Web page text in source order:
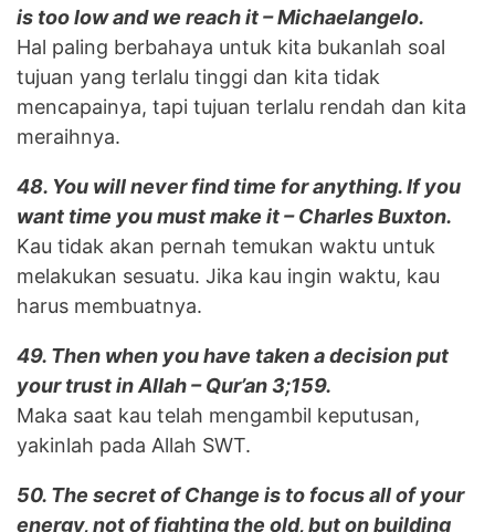
is too low and we reach it – Michaelangelo.
Hal paling berbahaya untuk kita bukanlah soal
tujuan yang terlalu tinggi dan kita tidak
mencapainya, tapi tujuan terlalu rendah dan kita
meraihnya.
48. You will never find time for anything. If you
want time you must make it – Charles Buxton.
Kau tidak akan pernah temukan waktu untuk
melakukan sesuatu. Jika kau ingin waktu, kau
harus membuatnya.
49. Then when you have taken a decision put
your trust in Allah – Qur’an 3;159.
Maka saat kau telah mengambil keputusan,
yakinlah pada Allah SWT.
50. The secret of Change is to focus all of your
energy, not of fighting the old, but on building